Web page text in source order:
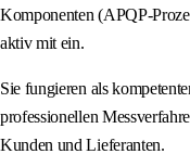
Komponenten (APQP-
aktiv mit ein.
Sie fungieren als
professionellen
Kunden und Lieferanten.